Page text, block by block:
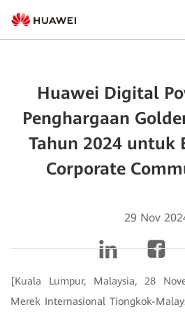
Huawei Digital
Penghargaan
Tahun 2024 untuk
Corporate
29 Nov
[Kuala Lumpur, Malaysia, 28
Merek Internasional Tiongkok-